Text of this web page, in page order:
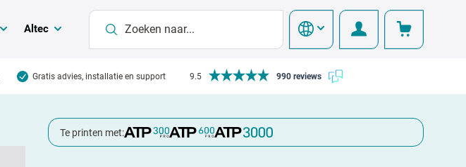
Altec
Gratis advies, installatie en support 9.5 990 reviews
Te printen met: